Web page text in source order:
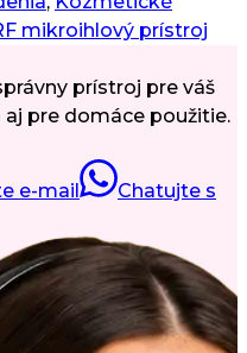
mikroihlový prístroj
prístroj pre váš
aj pre domáce použitie.
e-mail
Chatujte s